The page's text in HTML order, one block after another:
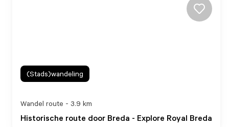
Historische route door Breda - Explore Royal Breda
Wandel route - 3.9 km
(Stads)wandeling